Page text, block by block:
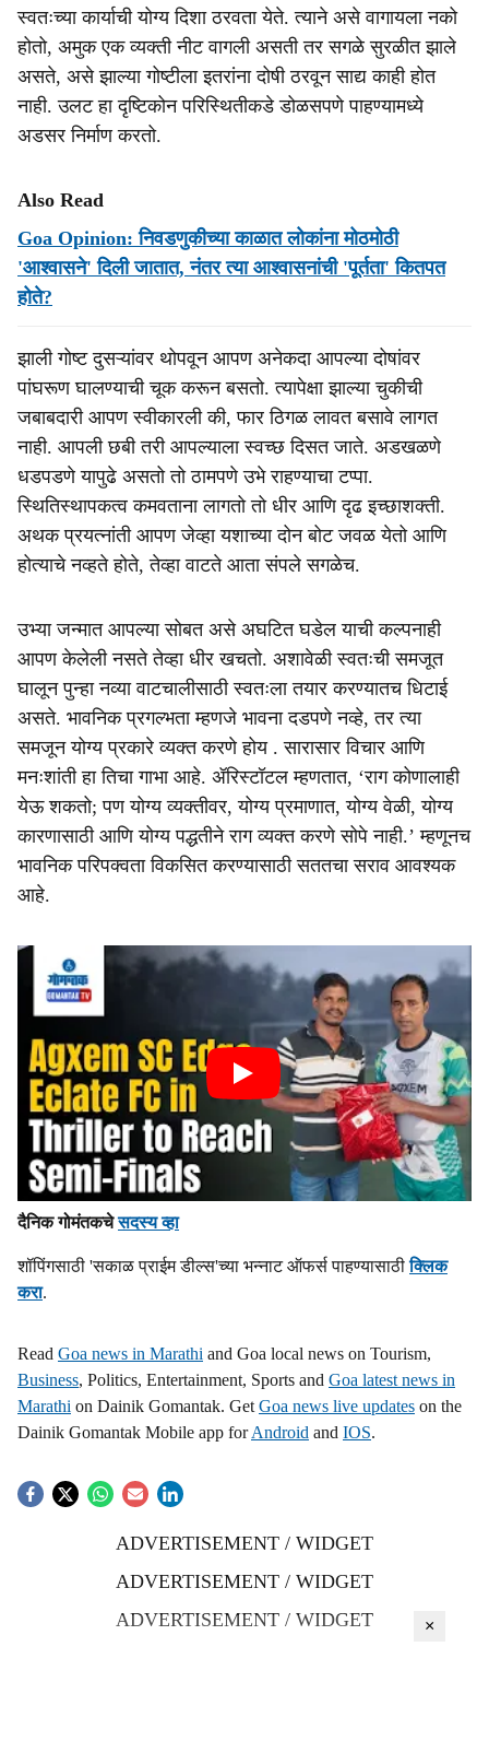
स्वतःच्या कार्याची योग्य दिशा ठरवता येते. त्याने असे वागायला नको
होतो, अमुक एक व्यक्ती नीट वागली असती तर सगळे सुरळीत झाले
असते, असे झाल्या गोष्टीला इतरांना दोषी ठरवून साद्य काही होत
नाही. उलट हा दृष्टिकोन परिस्थितीकडे डोळसपणे पाहण्यामध्ये
अडसर निर्माण करतो.
Also Read
Goa Opinion: निवडणुकीच्या काळात लोकांना मोठमोठी
'आश्वासने' दिली जातात, नंतर त्या आश्वासनांची 'पूर्तता' कितपत
होते?
झाली गोष्ट दुसऱ्यांवर थोपवून आपण अनेकदा आपल्या दोषांवर
पांघरूण घालण्याची चूक करून बसतो. त्यापेक्षा झाल्या चुकीची
जबाबदारी आपण स्वीकारली की, फार ठिगळ लावत बसावे लागत
नाही. आपली छबी तरी आपल्याला स्वच्छ दिसत जाते. अडखळणे
धडपडणे यापुढे असतो तो ठामपणे उभे राहण्याचा टप्पा.
स्थितिस्थापकत्व कमवताना लागतो तो धीर आणि दृढ इच्छाशक्ती.
अथक प्रयत्नांती आपण जेव्हा यशाच्या दोन बोट जवळ येतो आणि
होत्याचे नव्हते होते, तेव्हा वाटते आता संपले सगळेच.
उभ्या जन्मात आपल्या सोबत असे अघटित घडेल याची कल्पनाही
आपण केलेली नसते तेव्हा धीर खचतो. अशावेळी स्वतःची समजूत
घालून पुन्हा नव्या वाटचालीसाठी स्वतःला तयार करण्यातच धिटाई
असते. भावनिक प्रगल्भता म्हणजे भावना दडपणे नव्हे, तर त्या
समजून योग्य प्रकारे व्यक्त करणे होय . सारासार विचार आणि
मनःशांती हा तिचा गाभा आहे. ॲरिस्टॉटल म्हणतात, ‘राग कोणालाही
येऊ शकतो; पण योग्य व्यक्तीवर, योग्य प्रमाणात, योग्य वेळी, योग्य
कारणासाठी आणि योग्य पद्धतीने राग व्यक्त करणे सोपे नाही.’ म्हणूनच
भावनिक परिपक्वता विकसित करण्यासाठी सततचा सराव आवश्यक
आहे.
दैनिक गोमंतकचेसदस्य व्हा
शॉपिंगसाठी 'सकाळ प्राईम डील्स'च्या भन्नाट ऑफर्स पाहण्यासाठीक्लिक
करा.
Read Goa news in Marathi and Goa local news on Tourism,
Business, Politics, Entertainment, Sports and Goa latest news in
Marathi on Dainik Gomantak. Get Goa news live updates on the
Dainik Gomantak Mobile app forAndroid and IOS.
ADVERTISEMENT / WIDGET
ADVERTISEMENT / WIDGET
ADVERTISEMENT / WIDGET
×